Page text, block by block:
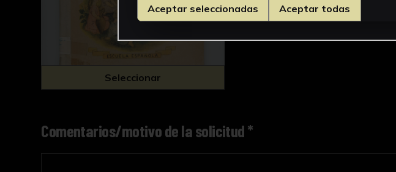
Seleccionar
Comentarios/motivo de la solicitud *
Aceptar seleccionadas Aceptar todas